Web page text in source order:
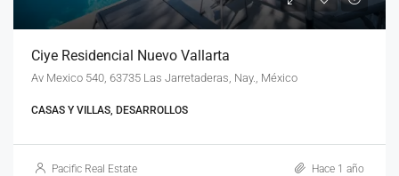
Ciye Residencial Nuevo Vallarta
Av Mexico 540, 63735 Las Jarretaderas, Nay., México
CASAS Y VILLAS, DESARROLLOS
Pacific Real Estate Hace 1 año